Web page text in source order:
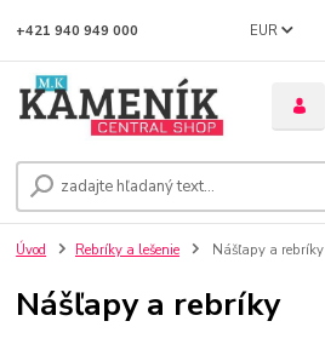
EUR
+421 940 949 000
Úvod Rebríky a lešenie Nášľapy a rebríky
Nášľapy a rebríky